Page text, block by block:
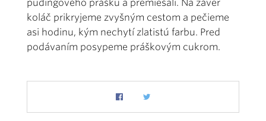
pudingového prášku a premiešali. Na záver
koláč prikryjeme zvyšným cestom a pečieme
asi hodinu, kým nechytí zlatistú farbu. Pred
podávaním posypeme práškovým cukrom.